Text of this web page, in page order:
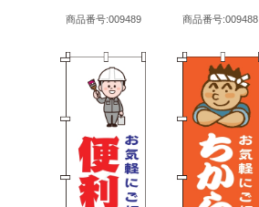
商品番号:009489 商品番号:009488